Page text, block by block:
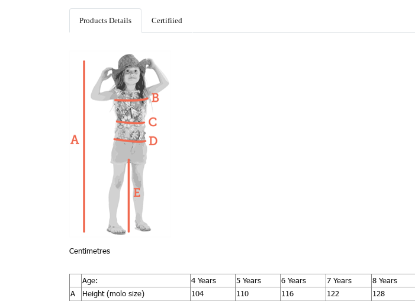
Products Details Certifiied
Centimetres
Age: 4 Years 5 Years 6 Years 7 Years 8 Years
A
Height (molo size) 104 110 116 122 128